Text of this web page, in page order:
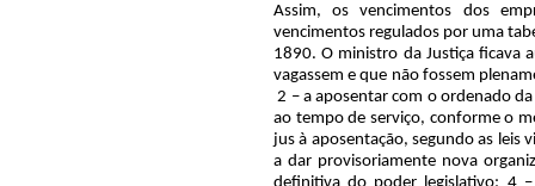
Assim, os vencimentos dos
vencimentos regulados por uma
1890. O ministro da Justiça ficava
vagassem e que não fossem
2 – a aposentar com o ordenado
ao tempo de serviço, conforme o
jus à aposentação, segundo as leis
a dar provisoriamente nova